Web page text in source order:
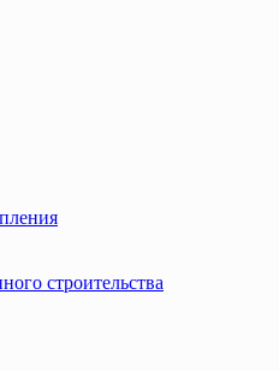
строительства